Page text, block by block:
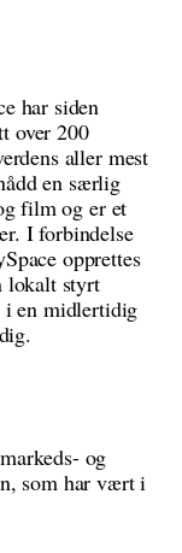
har siden
over 200
aller mest
en særlig
film og er et
I forbindelse
opprettes
lokalt styrt
i en midlertidig
og
som har vært i